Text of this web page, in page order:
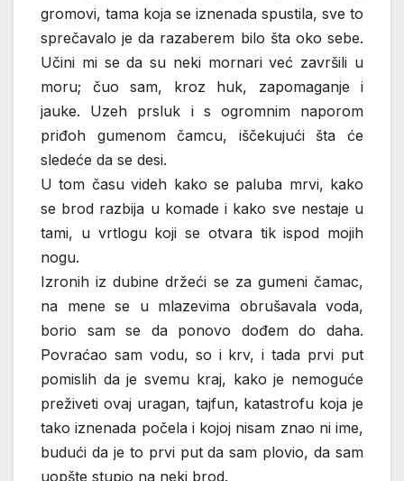
gromovi, tama koja se iznenada spustila, sve to
sprečavalo je da razaberem bilo šta oko sebe.
Učini mi se da su neki mornari već završili u
moru; čuo sam, kroz huk, zapomaganje i
jauke. Uzeh prsluk i s ogromnim naporom
priđoh gumenom čamcu, iščekujući šta će
sledeće da se desi.
U tom času videh kako se paluba mrvi, kako
se brod razbija u komade i kako sve nestaje u
tami, u vrtlogu koji se otvara tik ispod mojih
nogu.
Izronih iz dubine držeći se za gumeni čamac,
na mene se u mlazevima obrušavala voda,
borio sam se da ponovo dođem do daha.
Povraćao sam vodu, so i krv, i tada prvi put
pomislih da je svemu kraj, kako je nemoguće
preživeti ovaj uragan, tajfun, katastrofu koja je
tako iznenada počela i kojoj nisam znao ni ime,
budući da je to prvi put da sam plovio, da sam
uopšte stupio na neki brod.